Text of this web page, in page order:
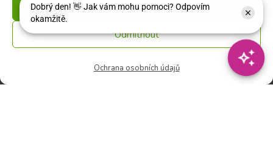
Příjmout
Odmítnout
Ochrana osobních údajů
🕑 Po – Čt: 9:00 – 17:00
🚫 Neděle: ZAVŘENO
Květinářství